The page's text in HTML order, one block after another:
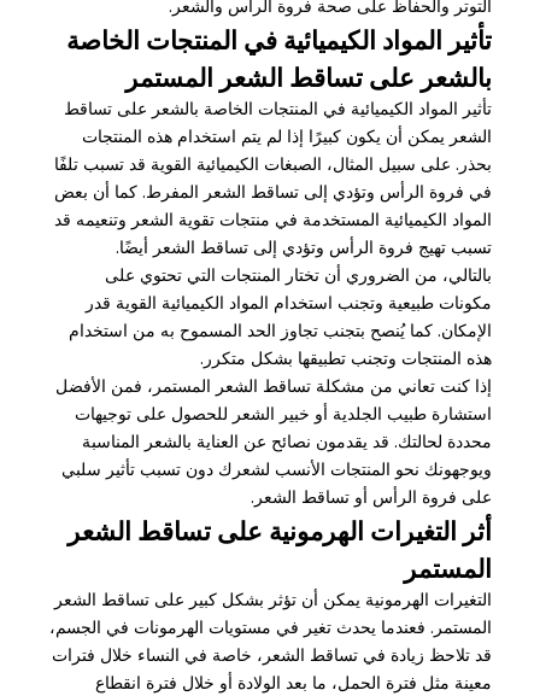
التوتر والحفاظ على صحة فروة الرأس والشعر.
تأثير المواد الكيميائية في المنتجات الخاصة
بالشعر على تساقط الشعر المستمر
تأثير المواد الكيميائية في المنتجات الخاصة بالشعر على تساقط
الشعر يمكن أن يكون كبيرًا إذا لم يتم استخدام هذه المنتجات
بحذر. على سبيل المثال، الصبغات الكيميائية القوية قد تسبب تلفًا
في فروة الرأس وتؤدي إلى تساقط الشعر المفرط. كما أن بعض
المواد الكيميائية المستخدمة في منتجات تقوية الشعر وتنعيمه قد
تسبب تهيج فروة الرأس وتؤدي إلى تساقط الشعر أيضًا.
بالتالي، من الضروري أن تختار المنتجات التي تحتوي على
مكونات طبيعية وتجنب استخدام المواد الكيميائية القوية قدر
الإمكان. كما يُنصح بتجنب تجاوز الحد المسموح به من استخدام
هذه المنتجات وتجنب تطبيقها بشكل متكرر.
إذا كنت تعاني من مشكلة تساقط الشعر المستمر، فمن الأفضل
استشارة طبيب الجلدية أو خبير الشعر للحصول على توجيهات
محددة لحالتك. قد يقدمون نصائح عن العناية بالشعر المناسبة
ويوجهونك نحو المنتجات الأنسب لشعرك دون تسبب تأثير سلبي
على فروة الرأس أو تساقط الشعر.
أثر التغيرات الهرمونية على تساقط الشعر
المستمر
التغيرات الهرمونية يمكن أن تؤثر بشكل كبير على تساقط الشعر
المستمر. فعندما يحدث تغير في مستويات الهرمونات في الجسم،
قد تلاحظ زيادة في تساقط الشعر، خاصة في النساء خلال فترات
معينة مثل فترة الحمل، ما بعد الولادة أو خلال فترة انقطاع